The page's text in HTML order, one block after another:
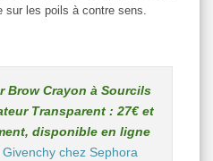
sur les poils à contre sens.
Brow Crayon à Sourcils
Transparent : 27€ et
disponible en ligne
chez Sephora